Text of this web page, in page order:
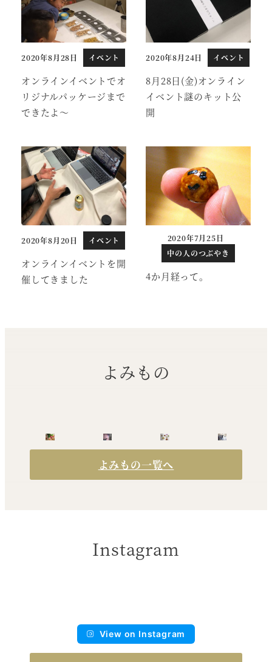
オンラインイベントでオ
リジナルパッケージまで
できたよ～
投稿日
2020年8月28日 イベント
8月28日(金)オンライン
イベント謎のキット公
開
投稿日
2020年8月24日 イベント
オンラインイベントを開
催してきました
投稿日
2020年8月20日 イベント
4か月経って。
投稿日
2020年7月25日
中の人のつぶやき
よみもの
よみもの一覧へ
Instagram
View on Instagram